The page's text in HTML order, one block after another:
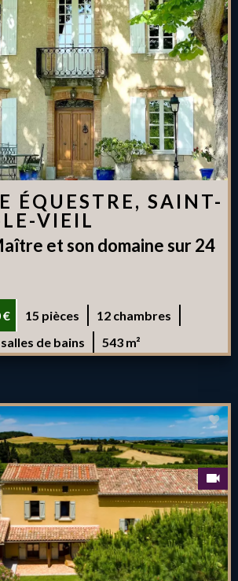
ÉQUESTRE, SAINT-
VIEIL
et son domaine sur 24
€ 15 pièces
12 chambres
de bains
543 m²